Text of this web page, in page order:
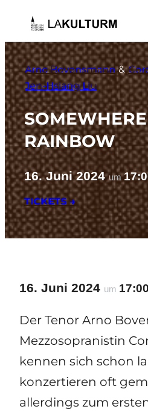
Inhalt
springen
Arno Bovensmann &
Jen-Hsiang Liu
RAINBOW
16. Juni 2024um
TICKETS →
16. Juni 2024 um 17:00
Der Tenor Arno
Mezzosopranistin
kennen sich schon
konzertieren oft
allerdings zum